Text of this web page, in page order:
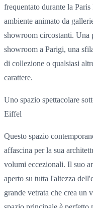
frequentato durante la
ambiente animato da
showroom circostanti. Una
showroom a Parigi, una
di collezione o qualsiasi
carattere.
Uno spazio spettacolare
Eiffel
Questo spazio
affascina per la sua
volumi eccezionali. Il suo
aperto su tutta l'altezza
grande vetrata che crea un